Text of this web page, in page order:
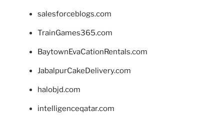
salesforceblogs.com
TrainGames365.com
BaytownEvaCationRentals.com
JabalpurCakeDelivery.com
halobjd.com
intelligenceqatar.com